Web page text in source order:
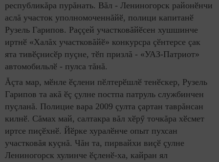
республикăра пурăнать. Вăл - Лениногорск районӗнчи
аслă участок уполномоченнăйӗ, полици капитанӗ
Рузель Гарипов. Раççей участковăйӗсен хушшинче
иртнӗ «Халăх участковăйӗ» конкурсра çӗнтерсе çак
ята тивӗçнисӗр пуçне, тӗп призлă - «УАЗ-Патриот»
автомобильлӗ - пулса тăнă.
Ăçта мар, мӗнле ӗçлени пӗлтерӗшлӗ тенӗскер, Рузель
Гарипов та акă ӗç çулне постпа патруль службинчен
пуçланă. Полицие вара 2009 çулта çартан таврăнсан
килнӗ. Сăмах май, салтакра вăл хӗрӳ точкăра хӗсмет
иртсе пиçӗхнӗ. Йӗрке хуралӗнче опыт пухсан
участковăя куçнă. Чăн та, пирвайхи виçӗ çулне
Лениногорск хулинче ӗçленӗ-ха, кайран ял